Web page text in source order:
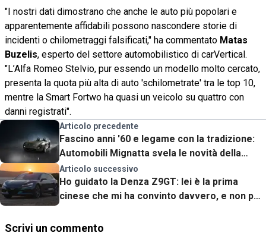
"I nostri dati dimostrano che anche le auto più popolari e
apparentemente affidabili possono nascondere storie di
incidenti o chilometraggi falsificati," ha commentato Matas
Buzelis, esperto del settore automobilistico di carVertical.
"L’Alfa Romeo Stelvio, pur essendo un modello molto cercato,
presenta la quota più alta di auto 'schilometrate' tra le top 10,
mentre la Smart Fortwo ha quasi un veicolo su quattro con
danni registrati".
Articolo precedente
Fascino anni '60 e legame con la tradizione:
Automobili Mignatta svela le novità della
"Rina" al Goodwood FOS 2026
Articolo successivo
Ho guidato la Denza Z9GT: lei è la prima
cinese che mi ha convinto davvero, e non per
Scrivi un commento